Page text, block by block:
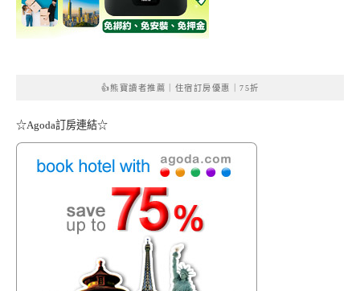
👍熊寶讀者推薦｜住宿訂房優惠｜75折
☆Agoda訂房連結☆